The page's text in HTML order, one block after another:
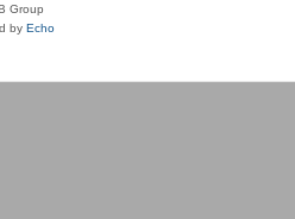
Group
by Echo